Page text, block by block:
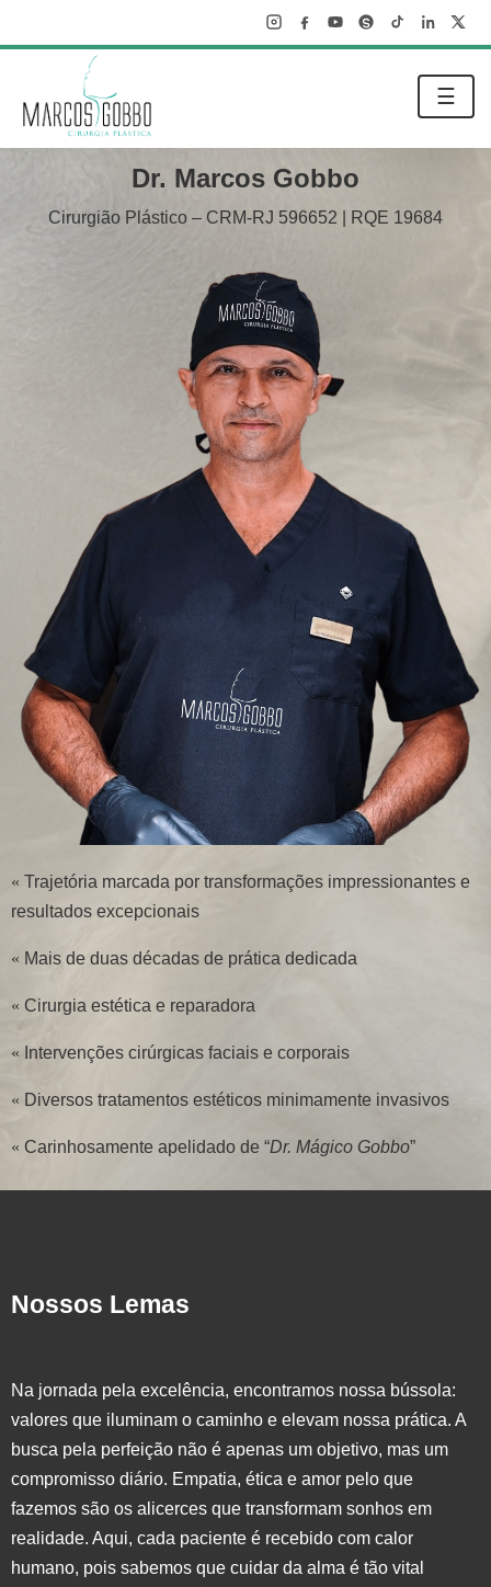
☰
Dr. Marcos Gobbo
Cirurgião Plástico – CRM-RJ 596652 | RQE 19684
« Trajetória marcada por transformações impressionantes e
resultados excepcionais
« Mais de duas décadas de prática dedicada
« Cirurgia estética e reparadora
« Intervenções cirúrgicas faciais e corporais
« Diversos tratamentos estéticos minimamente invasivos
« Carinhosamente apelidado de “Dr. Mágico Gobbo”
Nossos Lemas
Na jornada pela excelência, encontramos nossa bússola:
valores que iluminam o caminho e elevam nossa prática. A
busca pela perfeição não é apenas um objetivo, mas um
compromisso diário. Empatia, ética e amor pelo que
fazemos são os alicerces que transformam sonhos em
realidade. Aqui, cada paciente é recebido com calor
humano, pois sabemos que cuidar da alma é tão vital